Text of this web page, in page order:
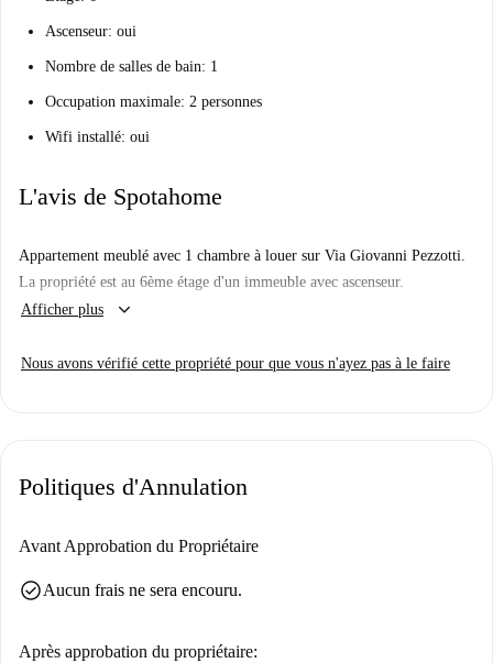
Ascenseur: oui
Nombre de salles de bain: 1
Occupation maximale: 2 personnes
Wifi installé: oui
L'avis de Spotahome
Appartement meublé avec 1 chambre à louer sur Via Giovanni Pezzotti.
La propriété est au 6ème étage d'un immeuble avec ascenseur.
Afficher plus
keyboard_arrow_down
Nous avons vérifié cette propriété pour que vous n'ayez pas à le faire
Politiques d'Annulation
Avant Approbation du Propriétaire
check_circleAucun frais ne sera encouru.
Après approbation du propriétaire: